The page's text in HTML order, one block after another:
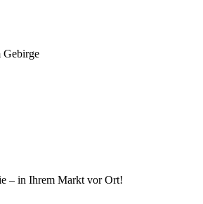
– in Ihrem Markt vor Ort!